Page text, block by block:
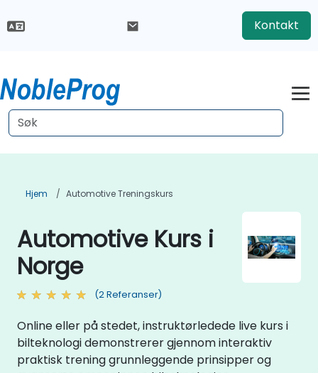
Kontakt
Hjem Automotive Treningskurs
Automotive Kurs i
Norge
(2 Referanser)
Online eller på stedet, instruktørledede live kurs i
bilteknologi demonstrerer gjennom interaktiv
praktisk trening grunnleggende prinsipper og